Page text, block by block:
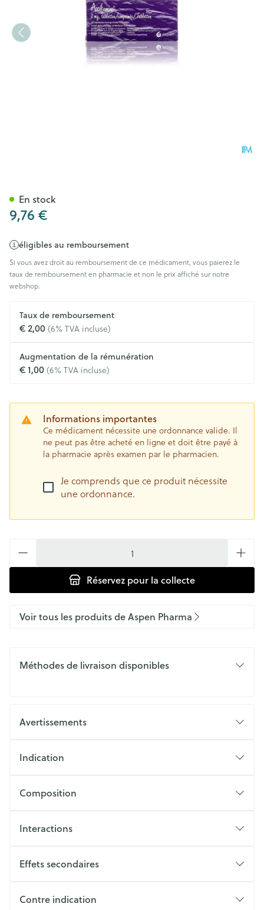
9,76 €
éligibles au remboursement
Si vous avez droit au remboursement de ce médicament, vous paierez le
taux de remboursement en pharmacie et non le prix affiché sur notre
webshop.
Taux de remboursement
€ 2,00(6% TVA incluse)
Augmentation de la rémunération
€ 1,00(6% TVA incluse)
Informations importantes
Ce médicament nécessite une ordonnance valide. Il
ne peut pas être acheté en ligne et doit être payé à
la pharmacie après examen par le pharmacien.
Je comprends que ce produit nécessite
une ordonnance.
Réservez pour la collecte
En stock
Voir tous les produits de Aspen Pharma
Méthodes de livraison disponibles
Avertissements
Indication
Composition
Interactions
Effets secondaires
Contre indication